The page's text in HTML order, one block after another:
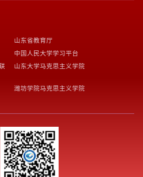
山东省教育厅
中国人民大学学习平台
山东大学马克思主义学院
潍坊学院马克思主义学院